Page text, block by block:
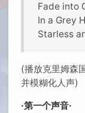
Fade into
In a Grey
Starless
(播放克里姆森
并模糊化人声)
·第一个声音·